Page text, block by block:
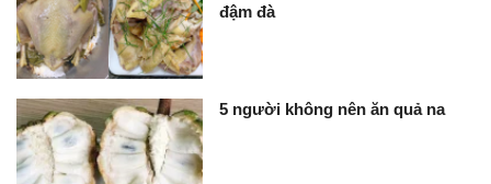
đậm đà
5 người không nên ăn quả na